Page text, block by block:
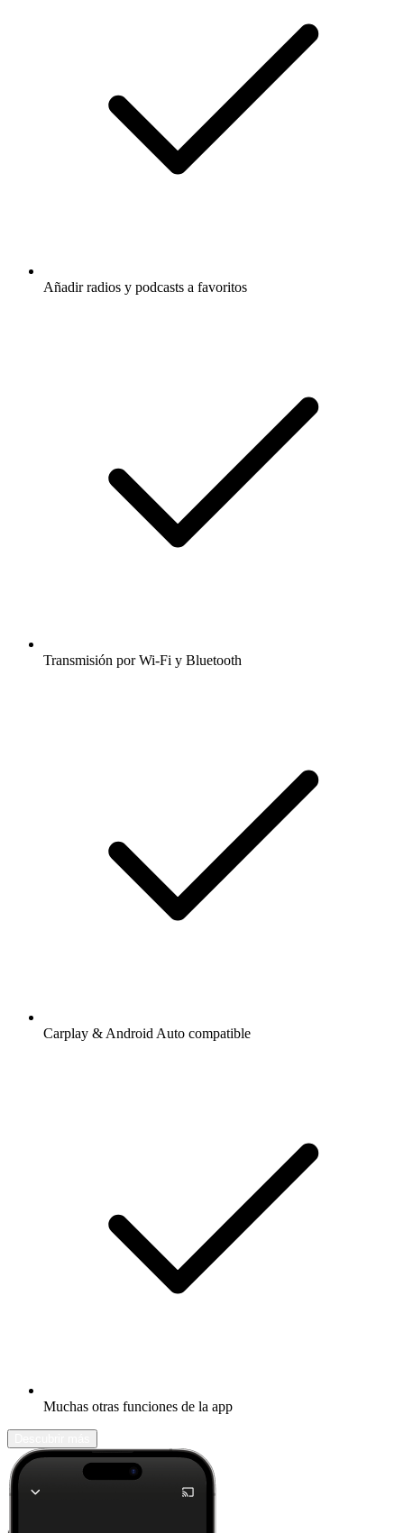
Añadir radios y podcasts a favoritos
Transmisión por Wi-Fi y Bluetooth
Carplay & Android Auto compatible
Muchas otras funciones de la app